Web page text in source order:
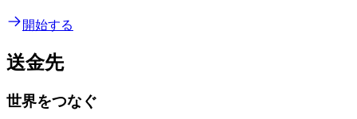
開始する
送金先
世界をつなぐ